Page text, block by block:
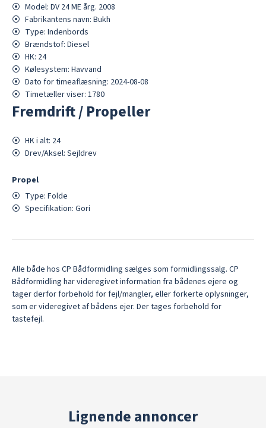
⦿ Model: DV 24 ME årg. 2008
⦿ Fabrikantens navn: Bukh
⦿ Type: Indenbords
⦿ Brændstof: Diesel
⦿ HK: 24
⦿ Kølesystem: Havvand
⦿ Dato for timeaflæsning: 2024-08-08
⦿ Timetæller viser: 1780
Fremdrift / Propeller
⦿ HK i alt: 24
⦿ Drev/Aksel: Sejldrev
Propel
⦿ Type: Folde
⦿ Specifikation: Gori
Alle både hos CP Bådformidling sælges som formidlingssalg. CP
Bådformidling har videregivet information fra bådenes ejere og
tager derfor forbehold for fejl/mangler, eller forkerte oplysninger,
som er videregivet af bådens ejer. Der tages forbehold for
tastefejl.
Lignende annoncer